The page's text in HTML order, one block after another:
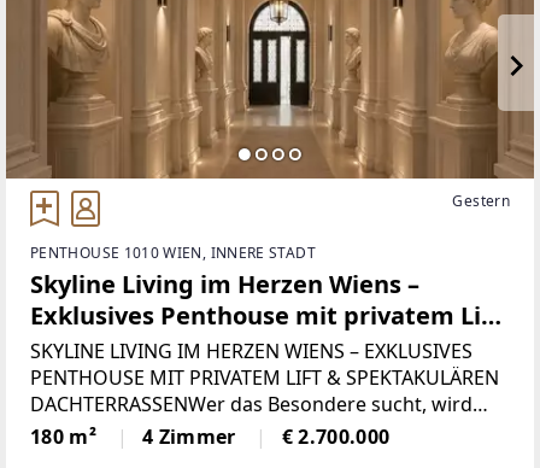
Gestern
PENTHOUSE 1010 WIEN, INNERE STADT
Skyline Living im Herzen Wiens –
Exklusives Penthouse mit privatem Lift
& spektakulären Dachterrassen !!
SKYLINE LIVING IM HERZEN WIENS – EXKLUSIVES
PENTHOUSE MIT PRIVATEM LIFT & SPEKTAKULÄREN
DACHTERRASSENWer das Besondere sucht, wird
hier fündig.In einer der begehrtesten Lagen Wiens,
nur wenige Schritte vom Rudolfsplatz entfernt,
180 m² 4 Zimmer € 2.700.000